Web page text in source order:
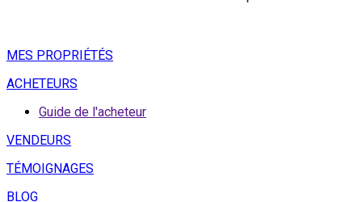
MES PROPRIÉTÉS
ACHETEURS
Guide de l'acheteur
VENDEURS
TÉMOIGNAGES
BLOG